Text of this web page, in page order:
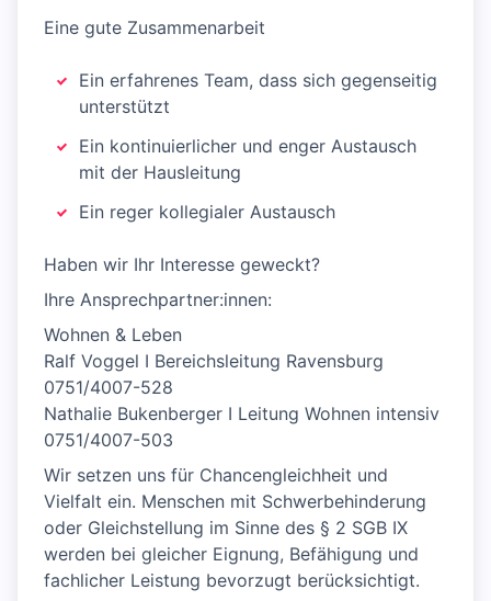
Eine gute Zusammenarbeit
Ein erfahrenes Team, dass sich gegenseitig
unterstützt
Ein kontinuierlicher und enger Austausch
mit der Hausleitung
Ein reger kollegialer Austausch
Haben wir Ihr Interesse geweckt?
Ihre Ansprechpartner:innen:
Wohnen & Leben
Ralf Voggel I Bereichsleitung Ravensburg
0751/4007-528
Nathalie Bukenberger I Leitung Wohnen intensiv
0751/4007-503
Wir setzen uns für Chancengleichheit und
Vielfalt ein. Menschen mit Schwerbehinderung
oder Gleichstellung im Sinne des § 2 SGB IX
werden bei gleicher Eignung, Befähigung und
fachlicher Leistung bevorzugt berücksichtigt.